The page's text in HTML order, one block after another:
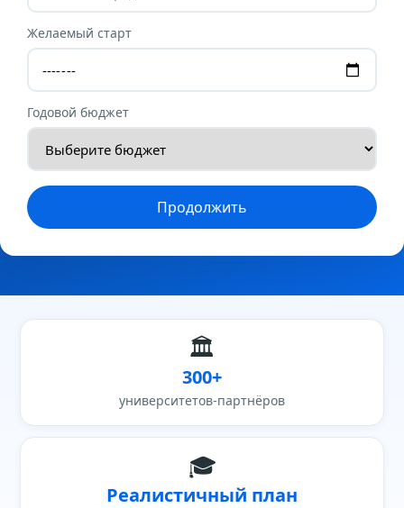
Желаемый старт
Годовой бюджет
Продолжить
🏛
300+
университетов-партнёров
🎓
Реалистичный план